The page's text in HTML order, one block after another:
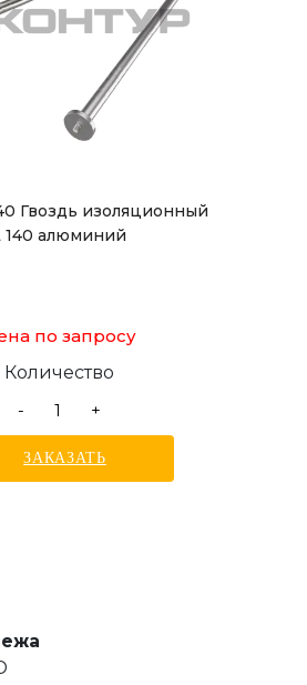
Гвоздь изоляционный
140 алюминий
по запросу
Количество
-
+
ЗАКАЗАТЬ